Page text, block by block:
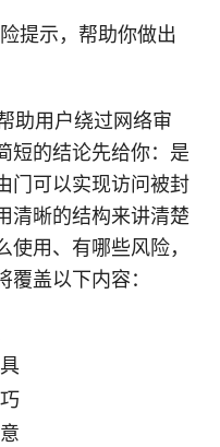
提示，帮助你做出
助用户绕过网络审
短的结论先给你：是
门可以实现访问被封
清晰的结构来讲清楚
用、有哪些风险，
盖以下内容：